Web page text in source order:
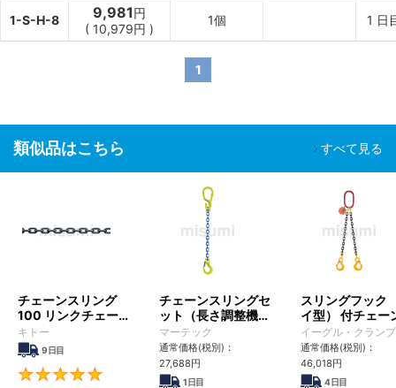
・機械加工の金型交換用に。
・倉庫の荷下ろし、荷役、運搬吊り作業に。
1-S-H-8 9,981円
( 10,979円 )
1個 1 日
1
類似品はこちら すべて見る
チェーンスリング
100 リンクチェーン
（1m単位売り）
キトー
9日目
5
チェーンスリングセ
ット（長さ調整機能
付）
マーテック
通常価格(税別)：
27,688円
1日目
スリングフック
イ型） 付チェー
（ダブルタイプ
イーグル・クランプ
通常価格(税別)：
46,018円
4日目